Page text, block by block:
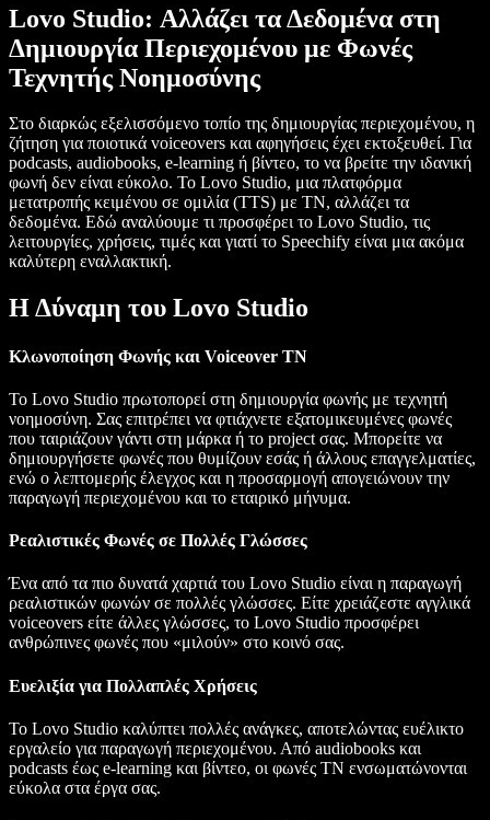
Lovo Studio: Αλλάζει τα Δεδομένα στη
Δημιουργία Περιεχομένου με Φωνές
Τεχνητής Νοημοσύνης
Στο διαρκώς εξελισσόμενο τοπίο της δημιουργίας περιεχομένου, η
ζήτηση για ποιοτικά voiceovers και αφηγήσεις έχει εκτοξευθεί. Για
podcasts, audiobooks, e-learning ή βίντεο, το να βρείτε την ιδανική
φωνή δεν είναι εύκολο. Το Lovo Studio, μια πλατφόρμα
μετατροπής κειμένου σε ομιλία (TTS) με ΤΝ, αλλάζει τα
δεδομένα. Εδώ αναλύουμε τι προσφέρει το Lovo Studio, τις
λειτουργίες, χρήσεις, τιμές και γιατί το Speechify είναι μια ακόμα
καλύτερη εναλλακτική.
Η Δύναμη του Lovo Studio
Κλωνοποίηση Φωνής και Voiceover ΤΝ
Το Lovo Studio πρωτοπορεί στη δημιουργία φωνής με τεχνητή
νοημοσύνη. Σας επιτρέπει να φτιάχνετε εξατομικευμένες φωνές
που ταιριάζουν γάντι στη μάρκα ή το project σας. Μπορείτε να
δημιουργήσετε φωνές που θυμίζουν εσάς ή άλλους επαγγελματίες,
ενώ ο λεπτομερής έλεγχος και η προσαρμογή απογειώνουν την
παραγωγή περιεχομένου και το εταιρικό μήνυμα.
Ρεαλιστικές Φωνές σε Πολλές Γλώσσες
Ένα από τα πιο δυνατά χαρτιά του Lovo Studio είναι η παραγωγή
ρεαλιστικών φωνών σε πολλές γλώσσες. Είτε χρειάζεστε αγγλικά
voiceovers είτε άλλες γλώσσες, το Lovo Studio προσφέρει
ανθρώπινες φωνές που «μιλούν» στο κοινό σας.
Ευελιξία για Πολλαπλές Χρήσεις
Το Lovo Studio καλύπτει πολλές ανάγκες, αποτελώντας ευέλικτο
εργαλείο για παραγωγή περιεχομένου. Από audiobooks και
podcasts έως e-learning και βίντεο, οι φωνές ΤΝ ενσωματώνονται
εύκολα στα έργα σας.